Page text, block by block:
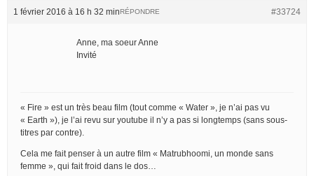
1 février 2016 à 16 h 32 min #33724
RÉPONDRE
Anne, ma soeur Anne
Invité
« Fire » est un très beau film (tout comme « Water », je n’ai pas vu
« Earth »), je l’ai revu sur youtube il n’y a pas si longtemps (sans sous-
titres par contre).
Cela me fait penser à un autre film « Matrubhoomi, un monde sans
femme », qui fait froid dans le dos…